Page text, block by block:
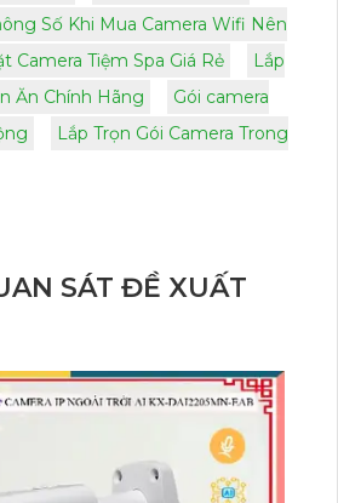
Số Khi Mua Camera Wifi Nên
Camera Tiệm Spa Giá Rẻ
Lắp
Ăn Chính Hãng
Gói camera
Lắp Trọn Gói Camera Trong
SÁT ĐỀ XUẤT